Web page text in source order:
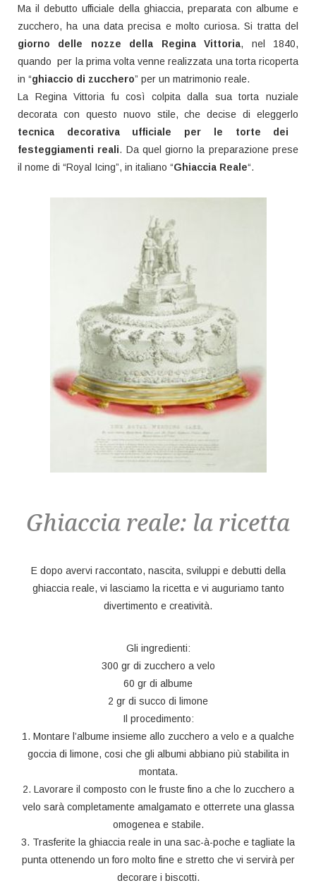
Ma il debutto ufficiale della ghiaccia, preparata con albume e
zucchero, ha una data precisa e molto curiosa. Si tratta del
giorno delle nozze della Regina Vittoria, nel 1840,
quando per la prima volta venne realizzata una torta ricoperta
in “ghiaccio di zucchero” per un matrimonio reale.
La Regina Vittoria fu così colpita dalla sua torta nuziale
decorata con questo nuovo stile, che decise di eleggerlo
tecnica decorativa ufficiale per le torte dei
festeggiamenti reali. Da quel giorno la preparazione prese
il nome di “Royal Icing”, in italiano “Ghiaccia Reale“.
Ghiaccia reale: la ricetta
E dopo avervi raccontato, nascita, sviluppi e debutti della
ghiaccia reale, vi lasciamo la ricetta e vi auguriamo tanto
divertimento e creatività.
Gli ingredienti:
300 gr di zucchero a velo
60 gr di albume
2 gr di succo di limone
Il procedimento:
1. Montare l’albume insieme allo zucchero a velo e a qualche
goccia di limone, cosi che gli albumi abbiano più stabilita in
montata.
2. Lavorare il composto con le fruste fino a che lo zucchero a
velo sarà completamente amalgamato e otterrete una glassa
omogenea e stabile.
3. Trasferite la ghiaccia reale in una sac-à-poche e tagliate la
punta ottenendo un foro molto fine e stretto che vi servirà per
decorare i biscotti.